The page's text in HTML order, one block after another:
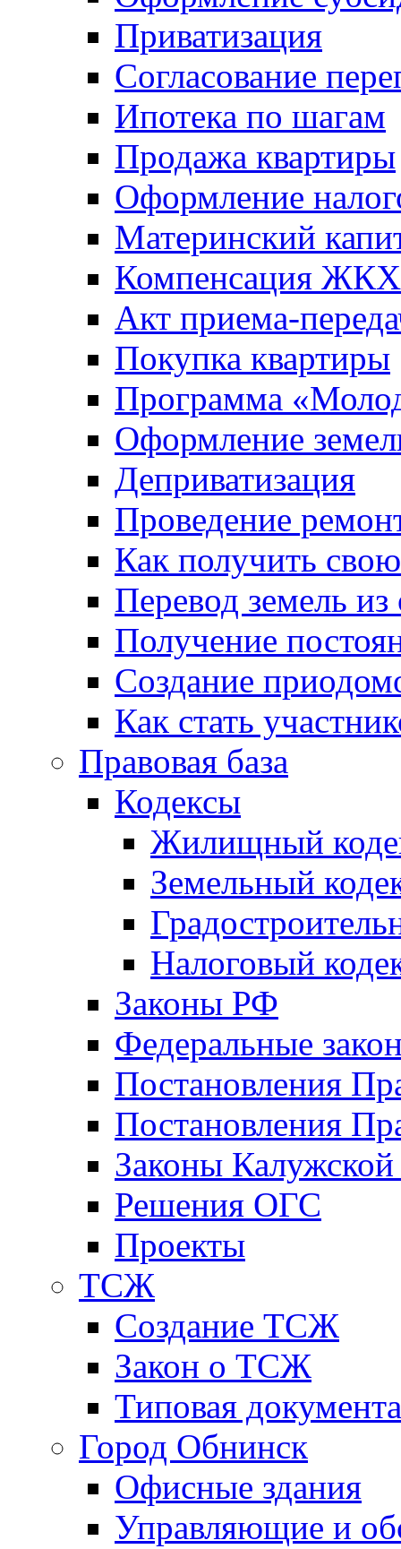
Приватизация
Согласование
Ипотека по шагам
Продажа квартиры
Оформление
Материнский
Компенсация ЖКХ
Акт приема-
Покупка квартиры
Программа
Оформление
Деприватизация
Проведение
Как получить
Перевод земель
Получение
Создание
Как стать
Правовая база
Кодексы
Жилищный
Земельный
Налоговый
Законы РФ
Федеральные
Постановления
Постановления
Законы Калужской
Решения ОГС
Проекты
ТСЖ
Создание ТСЖ
Закон о ТСЖ
Типовая
Город Обнинск
Офисные здания
Управляющие и